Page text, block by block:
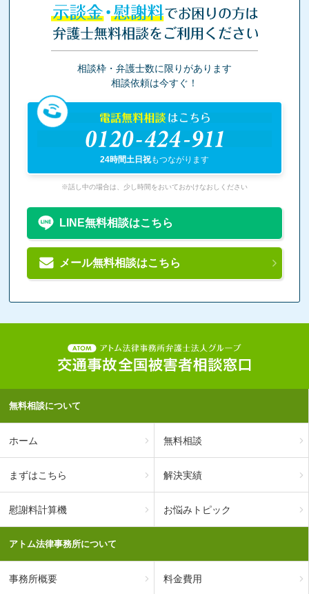
示談金・慰謝料でお困りの方は
弁護士無料相談をご利用ください
相談枠・弁護士数に限りがあります
相談依頼は今すぐ！
電話無料相談はこちら
0120-424-911
24時間土日祝もつながります
※話し中の場合は、少し時間をおいておかけなおしください
LINE無料相談はこちら
メール無料相談はこちら
無料相談について
ホーム 無料相談
まずはこちら 解決実績
慰謝料計算機 お悩みトピック
アトム法律事務所について
事務所概要 料金費用